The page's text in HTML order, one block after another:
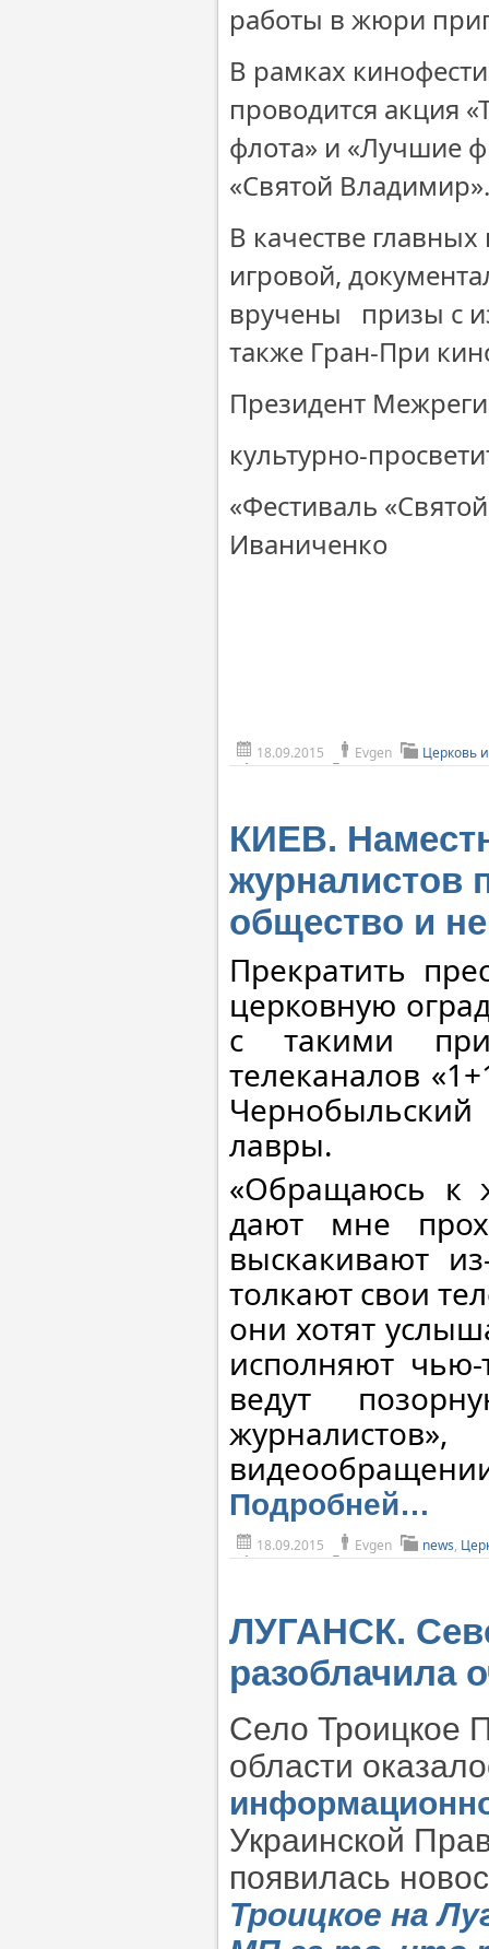
работы в жюри
В рамках
проводится акция
флота» и «Лучшие
«Святой Владимир».
В качестве
игровой,
вручены призы с
также Гран-При
Президент
культурно-
Иваниченко
18.09.2015 Evgen Церковь
КИЕВ.
журналистов
общество и
Прекратить
церковную
с такими
телеканалов
лавры.
«Обращаюсь к
дают мне
выскакивают
толкают свои
они хотят
исполняют
ведут
Подробней…
18.09.2015 Evgen news,
ЛУГАНСК.
разоблачила
Село Троицкое
области
Украинской
появилась
Троицкое на